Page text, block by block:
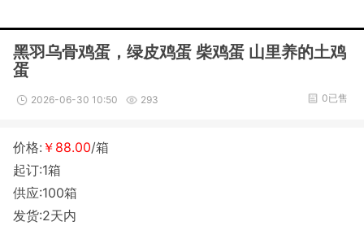
黑羽乌骨鸡蛋，绿皮鸡蛋 柴鸡蛋 山里养的土鸡
蛋
2026-06-30 10:50 293 0已售
价格: ￥88.00/箱
起订:1箱
供应:100箱
发货:2天内